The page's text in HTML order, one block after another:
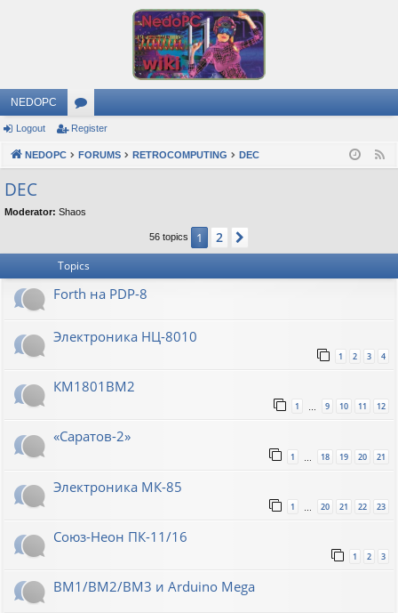
NEDOPC
or
u
s
Logout Register
NEDOPC FORUMS RETROCOMPUTING DEC
DEC
Moderator: Shaos
56 topics 1 2
Topics
Forth на PDP-8
Электроника НЦ-8010
1 2 3 4
КМ1801ВМ2
1 … 9 10 11 12
«Саратов-2»
1 18 19 20 21
Электроника МК-85
1 20 21 22 23
Союз-Неон ПК-11/16
1 2 3
ВМ1/ВМ2/ВМ3 и Arduino Mega